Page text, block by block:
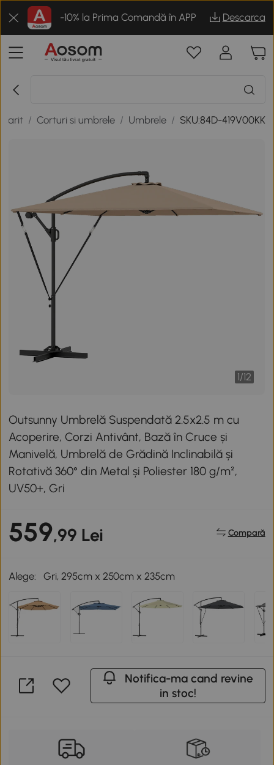
-10% la Prima Comandă în APP Descarca
/ Corturi si umbrele / Umbrele / SKU:84D-419V00KK
1/12
Outsunny Umbrelă Suspendată 2.5x2.5 m cu
Acoperire, Corzi Antivânt, Bază în Cruce și
Manivelă, Umbrelă de Grădină Inclinabilă și
Rotativă 360° din Metal și Poliester 180 g/m²,
UV50+, Gri
559,99 Lei Compară
Alege: Gri, 295cm x 250cm x 235cm
Notifica-ma cand revine
in stoc!